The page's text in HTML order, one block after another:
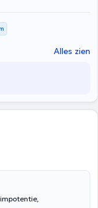
Alles zien